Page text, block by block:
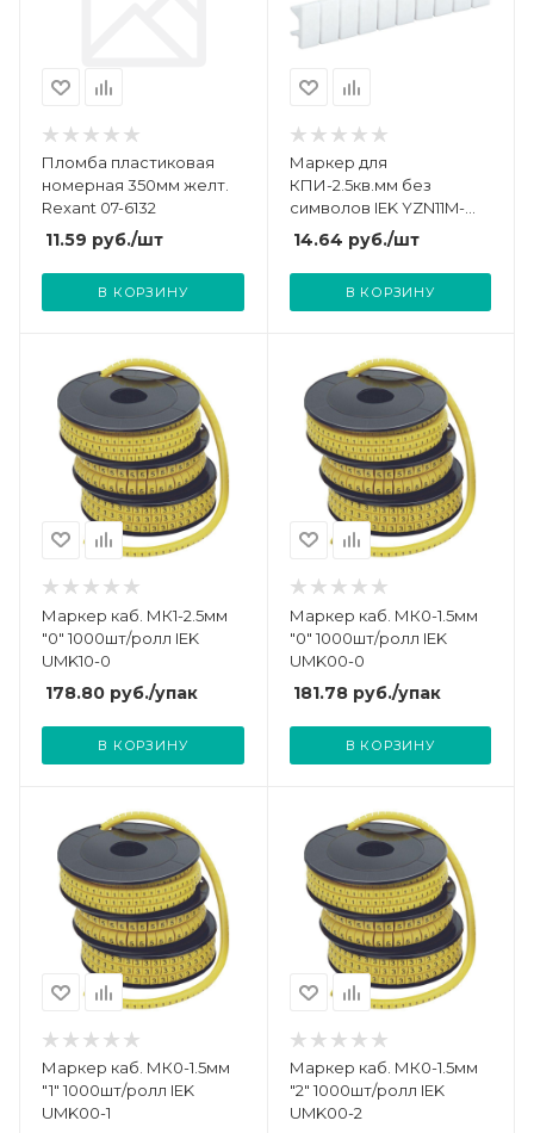
Пломба пластиковая
номерная 350мм желт.
Rexant 07-6132
11.59 руб./шт
В КОРЗИНУ
Маркер для
КПИ-2.5кв.мм без
символов IEK YZN11M-
002-K00
14.64 руб./шт
В КОРЗИНУ
Маркер каб. МК1-2.5мм
"0" 1000шт/ролл IEK
UMK10-0
178.80 руб./упак
В КОРЗИНУ
Маркер каб. МК0-1.5мм
"0" 1000шт/ролл IEK
UMK00-0
181.78руб./упак
В КОРЗИНУ
Маркер каб. МК0-1.5мм
"1" 1000шт/ролл IEK
UMK00-1
Маркер каб. МК0-1.5мм
"2" 1000шт/ролл IEK
UMK00-2